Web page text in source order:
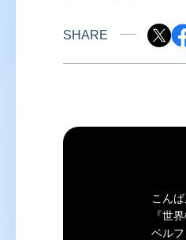
SHARE
こん
『世
ベル